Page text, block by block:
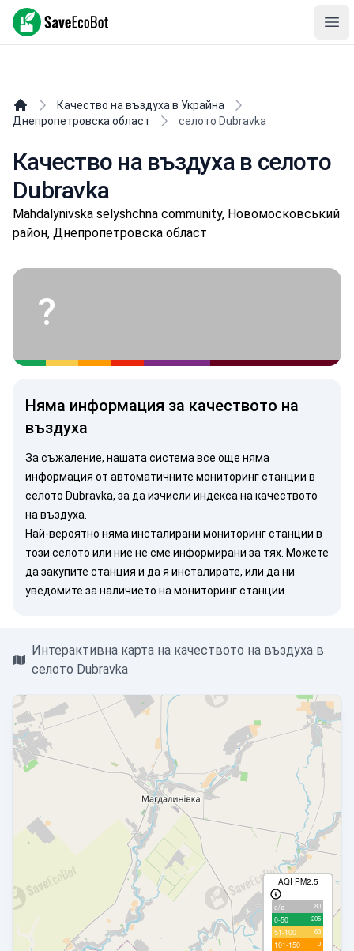
SaveEcoBot
Качество на въздуха в Украйна
Днепропетровска област
селото Dubravka
Качество на въздуха в селото
Dubravka
Mahdalynivska selyshchna community, Новомосковський
район, Днепропетровска област
?
Няма информация за качеството на
въздуха
За съжаление, нашата система все още няма
информация от автоматичните мониторинг станции в
селото Dubravka, за да изчисли индекса на качеството
на въздуха.
Най-вероятно няма инсталирани мониторинг станции в
този селото или ние не сме информирани за тях. Можете
да закупите станция и да я инсталирате, или да ни
уведомите за наличието на мониторинг станции.
Интерактивна карта на качеството на въздуха в
селото Dubravka
AQI PM2.5
с/д 80
0-50 205
51-100 63
101-150 0